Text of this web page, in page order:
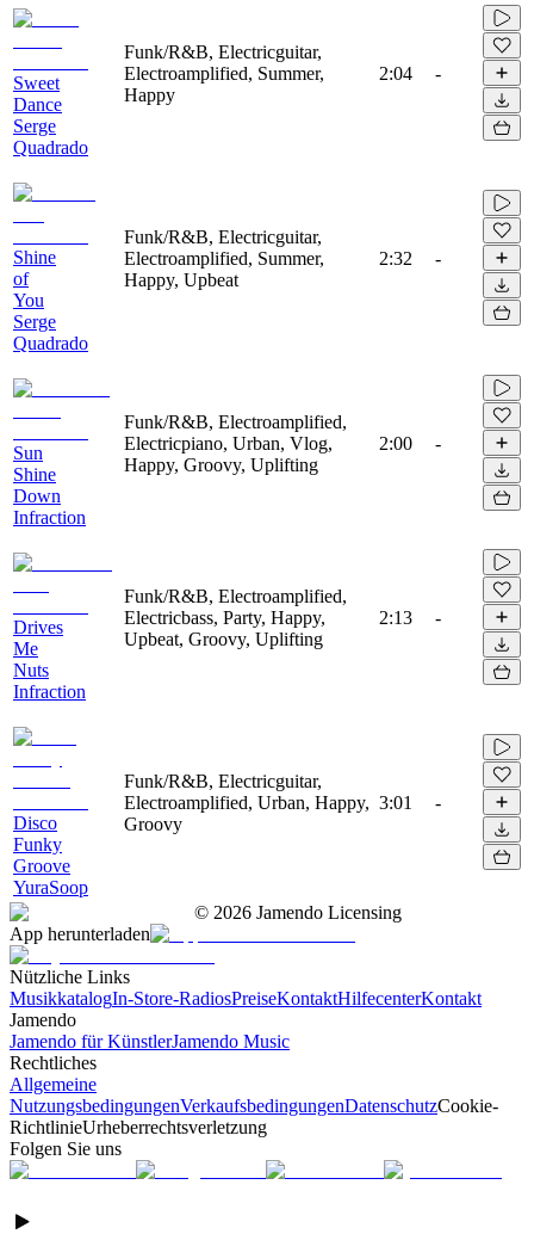
Sweet
Dance
Serge
Quadrado
Funk/R&B, Electricguitar,
Electroamplified, Summer,
Happy
2:04 -
Shine
of
You
Serge
Quadrado
Funk/R&B, Electricguitar,
Electroamplified, Summer,
Happy, Upbeat
2:32 -
Sun
Shine
Down
Infraction
Funk/R&B, Electroamplified,
Electricpiano, Urban, Vlog,
Happy, Groovy, Uplifting
2:00 -
Drives
Me
Nuts
Infraction
Funk/R&B, Electroamplified,
Electricbass, Party, Happy,
Upbeat, Groovy, Uplifting
2:13 -
Disco
Funky
Groove
YuraSoop
Funk/R&B, Electricguitar,
Electroamplified, Urban, Happy,
Groovy
3:01 -
© 2026 Jamendo Licensing
App herunterladen
Nützliche Links
MusikkatalogIn-Store-RadiosPreiseKontaktHilfecenterKontakt
Jamendo
Jamendo für KünstlerJamendo Music
Rechtliches
Allgemeine
NutzungsbedingungenVerkaufsbedingungenDatenschutzCookie-
RichtlinieUrheberrechtsverletzung
Folgen Sie uns